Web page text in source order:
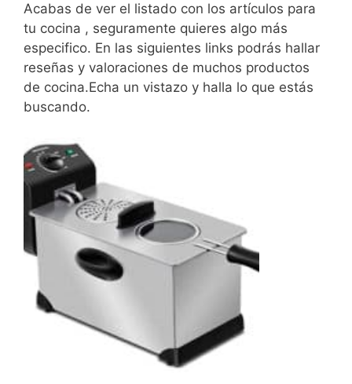
Acabas de ver el listado con los artículos para
tu cocina , seguramente quieres algo más
especifico. En las siguientes links podrás hallar
reseñas y valoraciones de muchos productos
de cocina.Echa un vistazo y halla lo que estás
buscando.